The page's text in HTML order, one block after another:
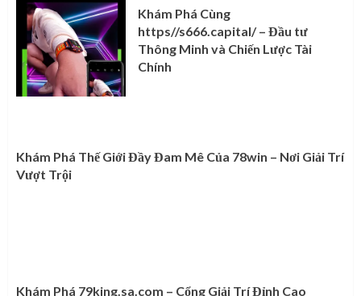
Khám Phá Cùng
https//s666.capital/ – Đầu tư
Thông Minh và Chiến Lược Tài
Chính
Khám Phá Thế Giới Đầy Đam Mê Của 78win – Nơi Giải Trí
Vượt Trội
Khám Phá 79king.sa.com – Cổng Giải Trí Đỉnh Cao